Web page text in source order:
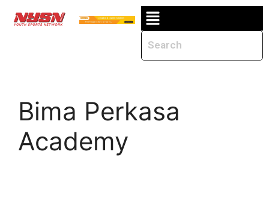
Bima Perkasa
Academy